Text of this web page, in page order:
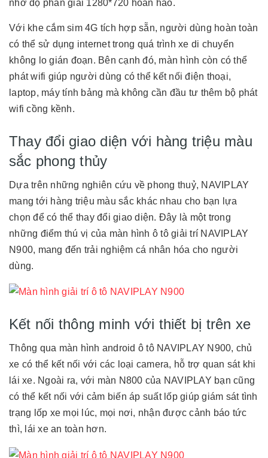
nhờ độ phân giải 1280*720 hoàn hảo.
Với khe cắm sim 4G tích hợp sẵn, người dùng hoàn toàn
có thể sử dụng internet trong quá trình xe di chuyển
không lo gián đoạn. Bên cạnh đó, màn hình còn có thể
phát wifi giúp người dùng có thể kết nối điện thoại,
laptop, máy tính bảng mà không cần đầu tư thêm bộ phát
wifi cồng kềnh.
Thay đổi giao diện với hàng triệu màu
sắc phong thủy
Dựa trên những nghiên cứu về phong thuỷ, NAVIPLAY
mang tới hàng triệu màu sắc khác nhau cho bạn lựa
chọn để có thể thay đổi giao diện. Đây là một trong
những điểm thú vị của màn hình ô tô giải trí NAVIPLAY
N900, mang đến trải nghiệm cá nhân hóa cho người
dùng.
Kết nối thông minh với thiết bị trên xe
Thông qua màn hình android ô tô NAVIPLAY N900, chủ
xe có thể kết nối với các loại camera, hỗ trợ quan sát khi
lái xe. Ngoài ra, với màn N800 của NAVIPLAY bạn cũng
có thể kết nối với cảm biến áp suất lốp giúp giám sát tình
trạng lốp xe mọi lúc, mọi nơi, nhận được cảnh báo tức
thì, lái xe an toàn hơn.